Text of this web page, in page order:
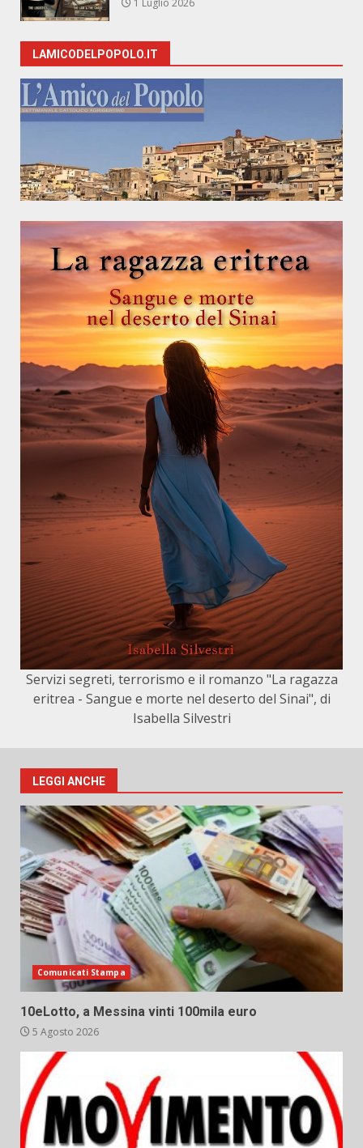
1 Luglio 2026
LAMICODELPOPOLO.IT
Servizi segreti, terrorismo e il romanzo "La ragazza
eritrea - Sangue e morte nel deserto del Sinai", di
Isabella Silvestri
LEGGI ANCHE
Comunicati Stampa
10eLotto, a Messina vinti 100mila euro
5 Agosto 2026